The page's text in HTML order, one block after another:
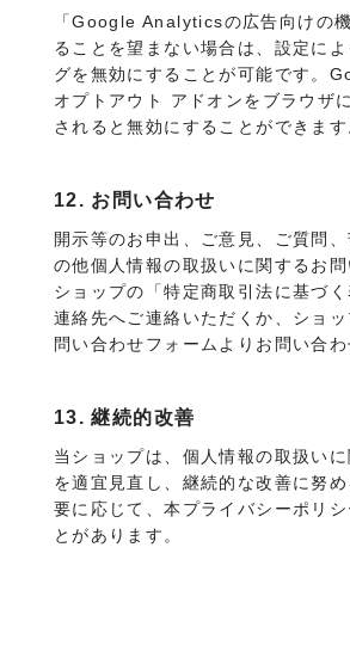
「Google Analyticsの広告向けの
ることを望まない場合は、設定に
グを無効にすることが可能です。
オプトアウト アドオンをブラウザ
されると無効にすることができます
12. お問い合わせ
開示等のお申出、ご意見、ご質問
の他個人情報の取扱いに関するお
ショップの「特定商取引法に基づ
連絡先へご連絡いただくか、ショ
問い合わせフォームよりお問い合わ
13. 継続的改善
当ショップは、個人情報の取扱い
を適宜見直し、継続的な改善に努
要に応じて、本プライバシーポリシ
とがあります。